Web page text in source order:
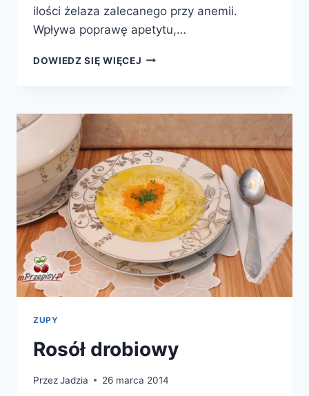
ilości żelaza zalecanego przy anemii.
Wpływa poprawę apetytu,…
DOWIEDZ SIĘ WIĘCEJ CHŁODNIK
ZUPY
Rosół drobiowy
PrzezJadzia 26 marca 2014